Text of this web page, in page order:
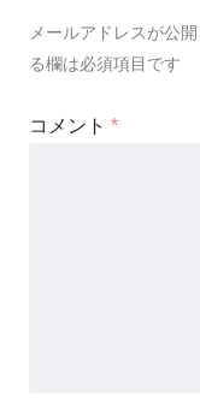
メールアドレスが公
る欄は必須項目です
コメント *